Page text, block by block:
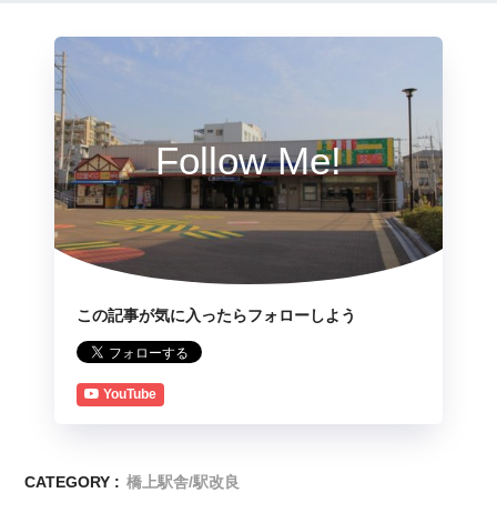
Follow Me!
この記事が気に入ったらフォローしよう
YouTube
CATEGORY : 橋上駅舎/駅改良